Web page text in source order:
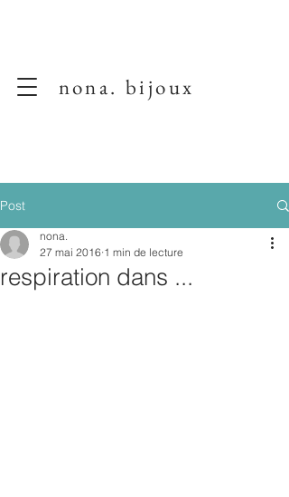
nona. bijoux
Post
respiration dans ...
nona.
27 mai 2016 1 min de lecture